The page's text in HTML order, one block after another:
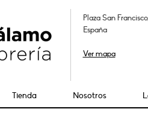
Plaza San
España
Ver mapa
Tienda Nosotros